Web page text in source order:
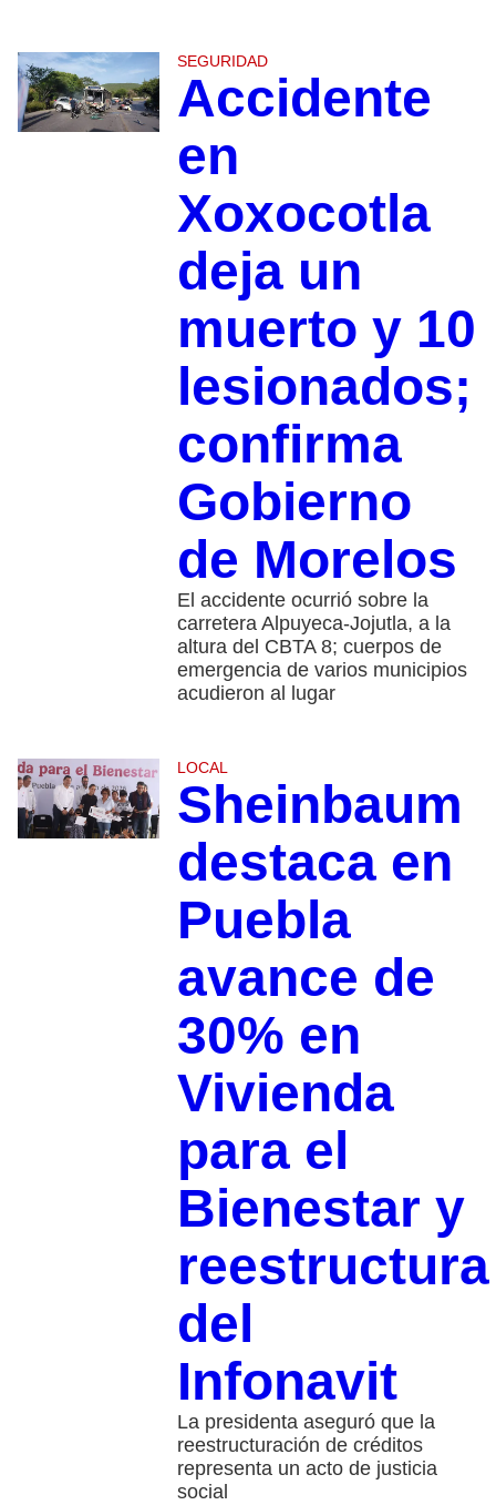
SEGURIDAD
Accidente
en
Xoxocotla
deja un
muerto y 10
lesionados;
confirma
Gobierno
de Morelos
El accidente ocurrió sobre la
carretera Alpuyeca-Jojutla, a la
altura del CBTA 8; cuerpos de
emergencia de varios municipios
acudieron al lugar
LOCAL
Sheinbaum
destaca en
Puebla
avance de
30% en
Vivienda
para el
Bienestar y
reestructura
del
Infonavit
La presidenta aseguró que la
reestructuración de créditos
representa un acto de justicia
social